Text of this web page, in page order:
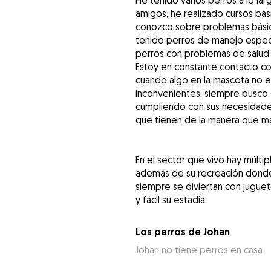
amigos, he realizado cursos
conozco sobre problemas
tenido perros de manejo
perros con problemas de salud.
Estoy en constante contacto
cuando algo en la mascota no
inconvenientes, siempre
cumpliendo con sus
que tienen de la manera que
En el sector que vivo hay
además de su recreación
siempre se diviertan con
y fácil su estadia
Los perros de Johan
Johan no tiene perros en casa